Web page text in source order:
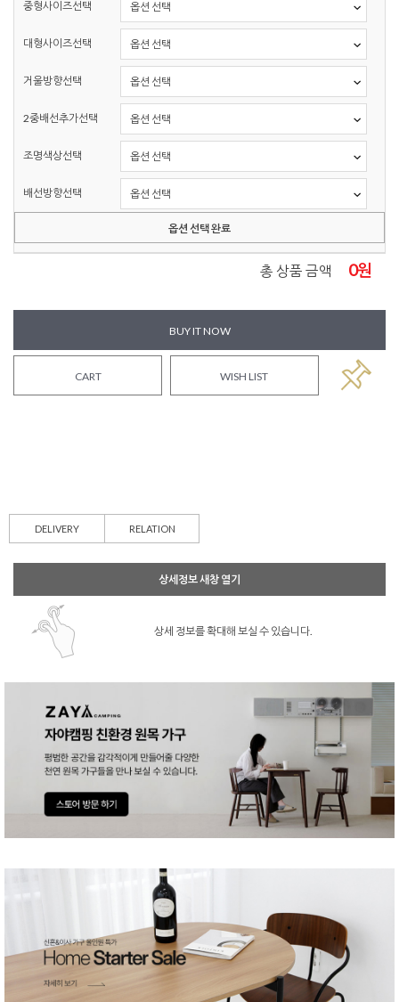
중형사이즈선택
대형사이즈선택
거울방향선택
2중배선추가선택
조명색상선택
배선방향선택
옵션 선택 완료
총 상품 금액 0원
BUY IT NOW
CART WISH LIST
DELIVERY RELATION
상세정보 새창 열기
상세 정보를 확대해 보실 수 있습니다.